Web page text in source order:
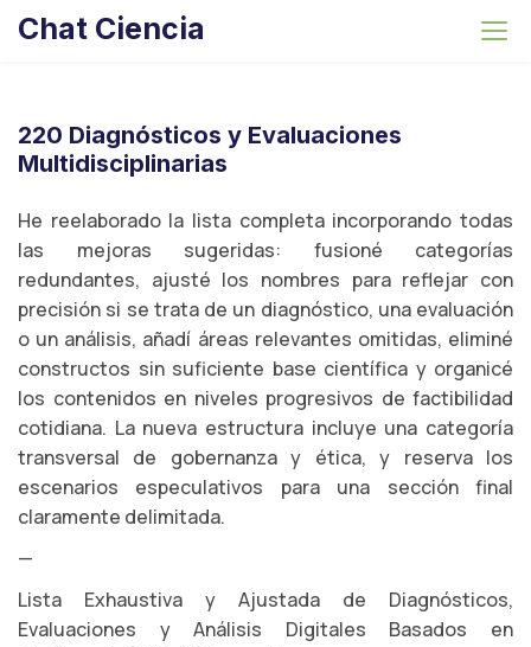
Chat Ciencia
220 Diagnósticos y Evaluaciones
Multidisciplinarias
He reelaborado la lista completa incorporando todas
las mejoras sugeridas: fusioné categorías
redundantes, ajusté los nombres para reflejar con
precisión si se trata de un diagnóstico, una evaluación
o un análisis, añadí áreas relevantes omitidas, eliminé
constructos sin suficiente base científica y organicé
los contenidos en niveles progresivos de factibilidad
cotidiana. La nueva estructura incluye una categoría
transversal de gobernanza y ética, y reserva los
escenarios especulativos para una sección final
claramente delimitada.
—
Lista Exhaustiva y Ajustada de Diagnósticos,
Evaluaciones y Análisis Digitales Basados en